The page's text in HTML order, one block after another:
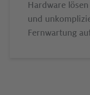
Hardware lösen
und
Fernwartung